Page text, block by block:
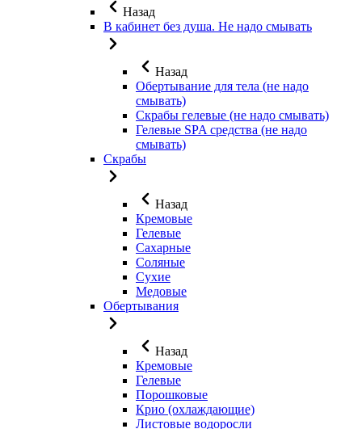
Назад
В кабинет без душа. Не надо смывать
Назад
Обертывание для тела (не надо
смывать)
Скрабы гелевые (не надо смывать)
Гелевые SPA средства (не надо
смывать)
Скрабы
Назад
Кремовые
Гелевые
Сахарные
Соляные
Сухие
Медовые
Обертывания
Назад
Кремовые
Гелевые
Порошковые
Крио (охлаждающие)
Листовые водоросли